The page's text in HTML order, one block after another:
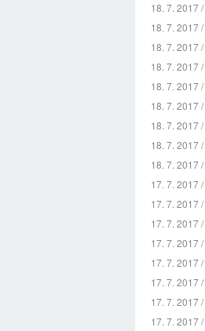
18. 7. 2017 /
18. 7. 2017 /
18. 7. 2017 /
18. 7. 2017 /
18. 7. 2017 /
18. 7. 2017 /
18. 7. 2017 /
18. 7. 2017 /
18. 7. 2017 /
17. 7. 2017 /
17. 7. 2017 /
17. 7. 2017 /
17. 7. 2017 /
17. 7. 2017 /
17. 7. 2017 /
17. 7. 2017 /
17. 7. 2017 /